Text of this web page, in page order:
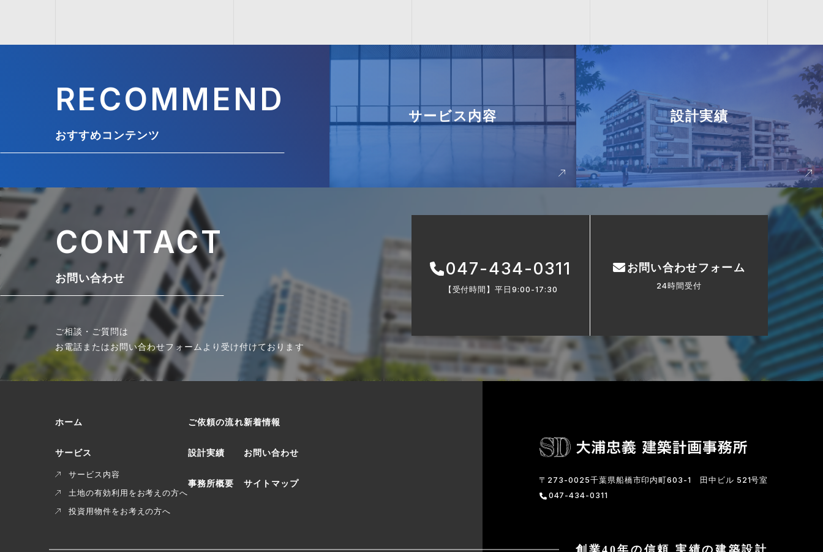
RECOMMEND
おすすめコンテンツ
サービス内容 設計実績
CONTACT
お問い合わせ
ご相談・ご質問は
お電話またはお問い合わせフォームより受け付けております
047-434-0311
【受付時間】平日9:00-17:30
お問い合わせフォーム
24時間受付
ホーム
サービス
サービス内容
土地の有効利用をお考えの方へ
投資用物件をお考えの方へ
ご依頼の流れ
設計実績
事務所概要
新着情報
お問い合わせ
サイトマップ 〒273-0025千葉県船橋市印内町603-1
田中ビル 521号室
047-434-0311
創業40年の信頼 実績の建築設計